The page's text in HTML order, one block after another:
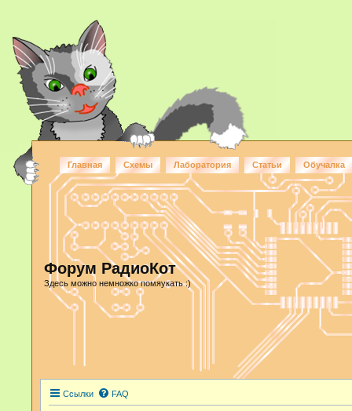
Главная Схемы Лаборатория Статьи Обучалка
Форум РадиоКот
Здесь можно немножко помяукать :)
Ссылки FAQ